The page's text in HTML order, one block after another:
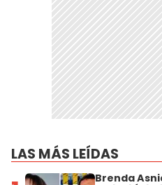
LAS MÁS LEÍDAS
Brenda